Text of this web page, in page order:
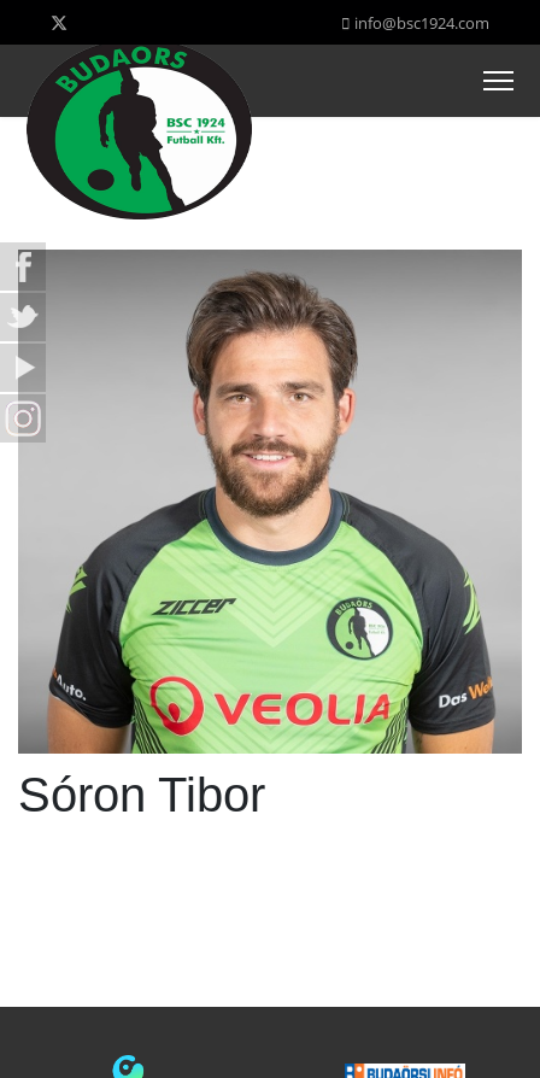
info@bsc1924.com
Sóron Tibor